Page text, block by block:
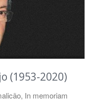
(1953-2020)
, In memoriam